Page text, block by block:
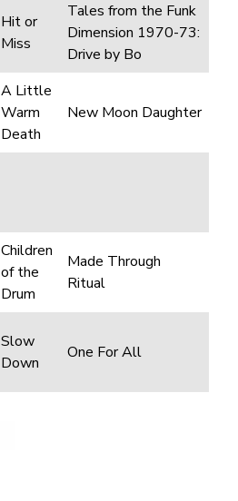
Hit or
Miss
Tales from the Funk
Dimension 1970-73:
Drive by Bo
A Little
Warm
Death
New Moon Daughter
Children
of the
Drum
Made Through
Ritual
Slow
Down
One For All